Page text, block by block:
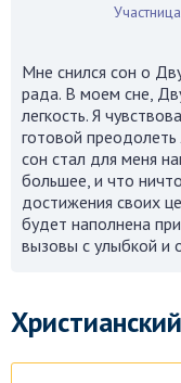
Мне снился сон о
рада. В моем сне,
легкость. Я
готовой
сон стал для меня
большее, и что
достижения своих
будет наполнена
вызовы с улыбкой и